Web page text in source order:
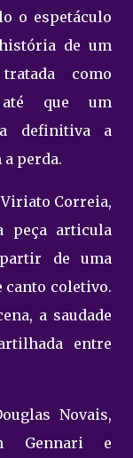
o espetáculo
de um
como
até que um
definitiva a
perda.
Correia,
peça articula
de uma
canto coletivo.
a saudade
entre
Novais,
Gennari e